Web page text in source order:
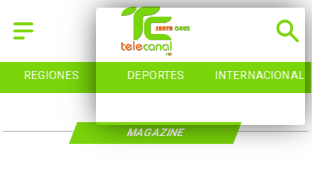
REGIONES DEPORTES INTERNACIONAL
MAGAZINE